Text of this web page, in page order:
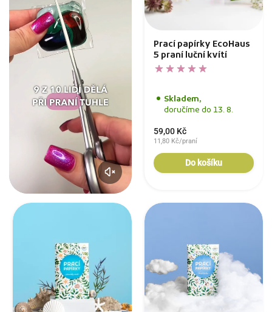
Prací papírky EcoHaus
5 praní luční kvítí
Skladem,
doručíme do 13. 8.
59,00 Kč
11,80 Kč/praní
Do košíku